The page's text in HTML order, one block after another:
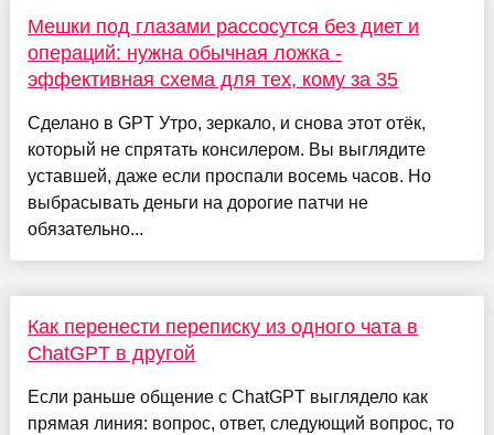
Мешки под глазами рассосутся без диет и
операций: нужна обычная ложка -
эффективная схема для тех, кому за 35
Сделано в GPT Утро, зеркало, и снова этот отёк,
который не спрятать консилером. Вы выглядите
уставшей, даже если проспали восемь часов. Но
выбрасывать деньги на дорогие патчи не
обязательно...
Как перенести переписку из одного чата в
ChatGPT в другой
Если раньше общение с ChatGPT выглядело как
прямая линия: вопрос, ответ, следующий вопрос, то